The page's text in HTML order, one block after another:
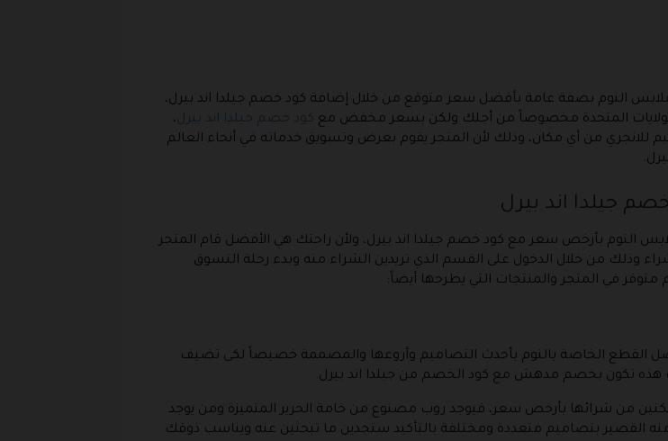
النوم بصفة عامة بأفضل سعر متوقع من خلال إضافة كود خصم جيلدا اند بيرل،
المتحدة مخصوصاً من أجلك ولكن بسعر مخفض مع كود خصم جيلدا اند بيرل،
من أي مكان، وذلك لأن المتجر يقوم بعرض وتسويق خدماته في أنحاء العالم
جيلدا اند بيرل
النوم بأرخص سعر مع كود خصم جيلدا اند بيرل، ولأن راحتك هي الأفضل قام المتجر
وذلك من خلال الدخول على القسم الذي تريدين الشراء منه وبدء رحلة التسوق
في المتجر والمنتجات التي يطرحها أيضاً:
القطع الخاصة بالنوم بأحدث التصاميم وأروعها والمصممة خصيصاً لكى تضيف
هذه تكون بخصم مدهش مع كود الخصم من جيلدا اند بيرل.
من شرائها بأرخص سعر، فيوجد روب مصنوع من خامة الحرير المتميزة ومن يوجد
بتصاميم متعددة ومختلفة بالتأكيد ستجدين ما تبحثين عنه ويناسب ذوقك